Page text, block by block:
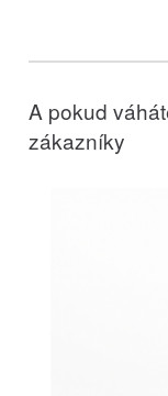
A pokud
zákazníky